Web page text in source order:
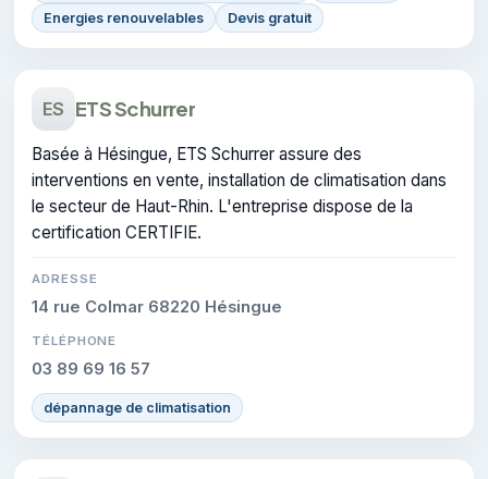
Energies renouvelables
Devis gratuit
ES ETS Schurrer
Basée à Hésingue, ETS Schurrer assure des
interventions en vente, installation de climatisation dans
le secteur de Haut-Rhin. L'entreprise dispose de la
certification CERTIFIE.
ADRESSE
14 rue Colmar 68220 Hésingue
TÉLÉPHONE
03 89 69 16 57
dépannage de climatisation